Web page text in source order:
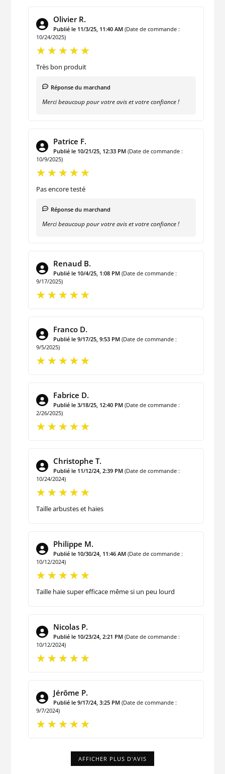
Olivier R.
Publié le 11/3/25, 11:40 AM (Date de commande :
10/24/2025)
Très bon produit
Réponse du marchand
Merci beaucoup pour votre avis et votre confiance !
Patrice F.
Publié le 10/21/25, 12:33 PM (Date de commande :
10/9/2025)
Pas encore testé
Réponse du marchand
Merci beaucoup pour votre avis et votre confiance !
Renaud B.
Publié le 10/4/25, 1:08 PM (Date de commande :
9/17/2025)
Franco D.
Publié le 9/17/25, 9:53 PM (Date de commande :
9/5/2025)
Fabrice D.
Publié le 3/18/25, 12:40 PM (Date de commande :
2/26/2025)
Christophe T.
Publié le 11/12/24, 2:39 PM (Date de commande :
10/24/2024)
Taille arbustes et haies
Philippe M.
Publié le 10/30/24, 11:46 AM (Date de commande :
10/12/2024)
Taille haie super efficace même si un peu lourd
Nicolas P.
Publié le 10/23/24, 2:21 PM (Date de commande :
10/12/2024)
Jérôme P.
Publié le 9/17/24, 3:25 PM (Date de commande :
9/7/2024)
AFFICHER PLUS D'AVIS